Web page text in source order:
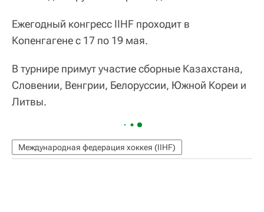
Ежегодный конгресс IIHF проходит в
Копенгагене с 17 по 19 мая.
В турнире примут участие сборные Казахстана,
Словении, Венгрии, Белоруссии, Южной Кореи и
Литвы.
Международная федерация хоккея (IIHF)